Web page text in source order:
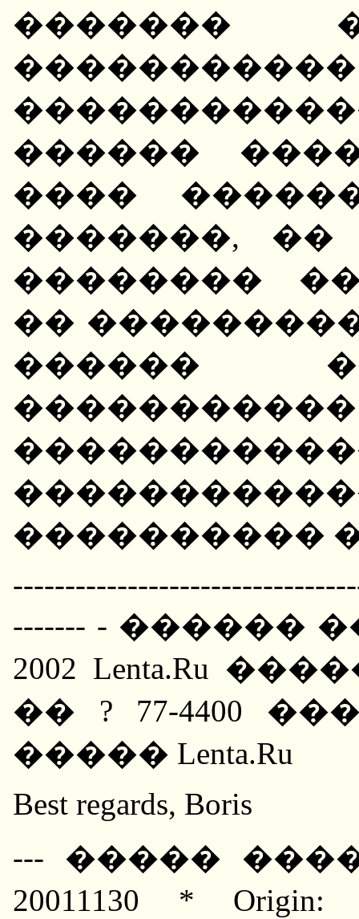
������
����
�������,
��������
��
������
����������
------- - ������ ���:
2002 Lenta.Ru
�� ? 77-4400
����� Lenta.Ru
Best regards, Boris
--- �����
20011130 *